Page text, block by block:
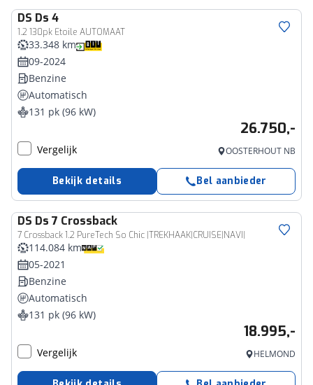
DS Ds 4
1.2 130pk Etoile AUTOMAAT
33.348 km
09-2024
Benzine
Automatisch
131 pk (96 kW)
26.750,-
Vergelijk OOSTERHOUT NB
Bekijk details Bel aanbieder
DS Ds 7 Crossback
7 Crossback 1.2 PureTech So Chic |TREKHAAK|CRUISE|NAVI|
114.084 km
05-2021
Benzine
Automatisch
131 pk (96 kW)
18.995,-
Vergelijk HELMOND